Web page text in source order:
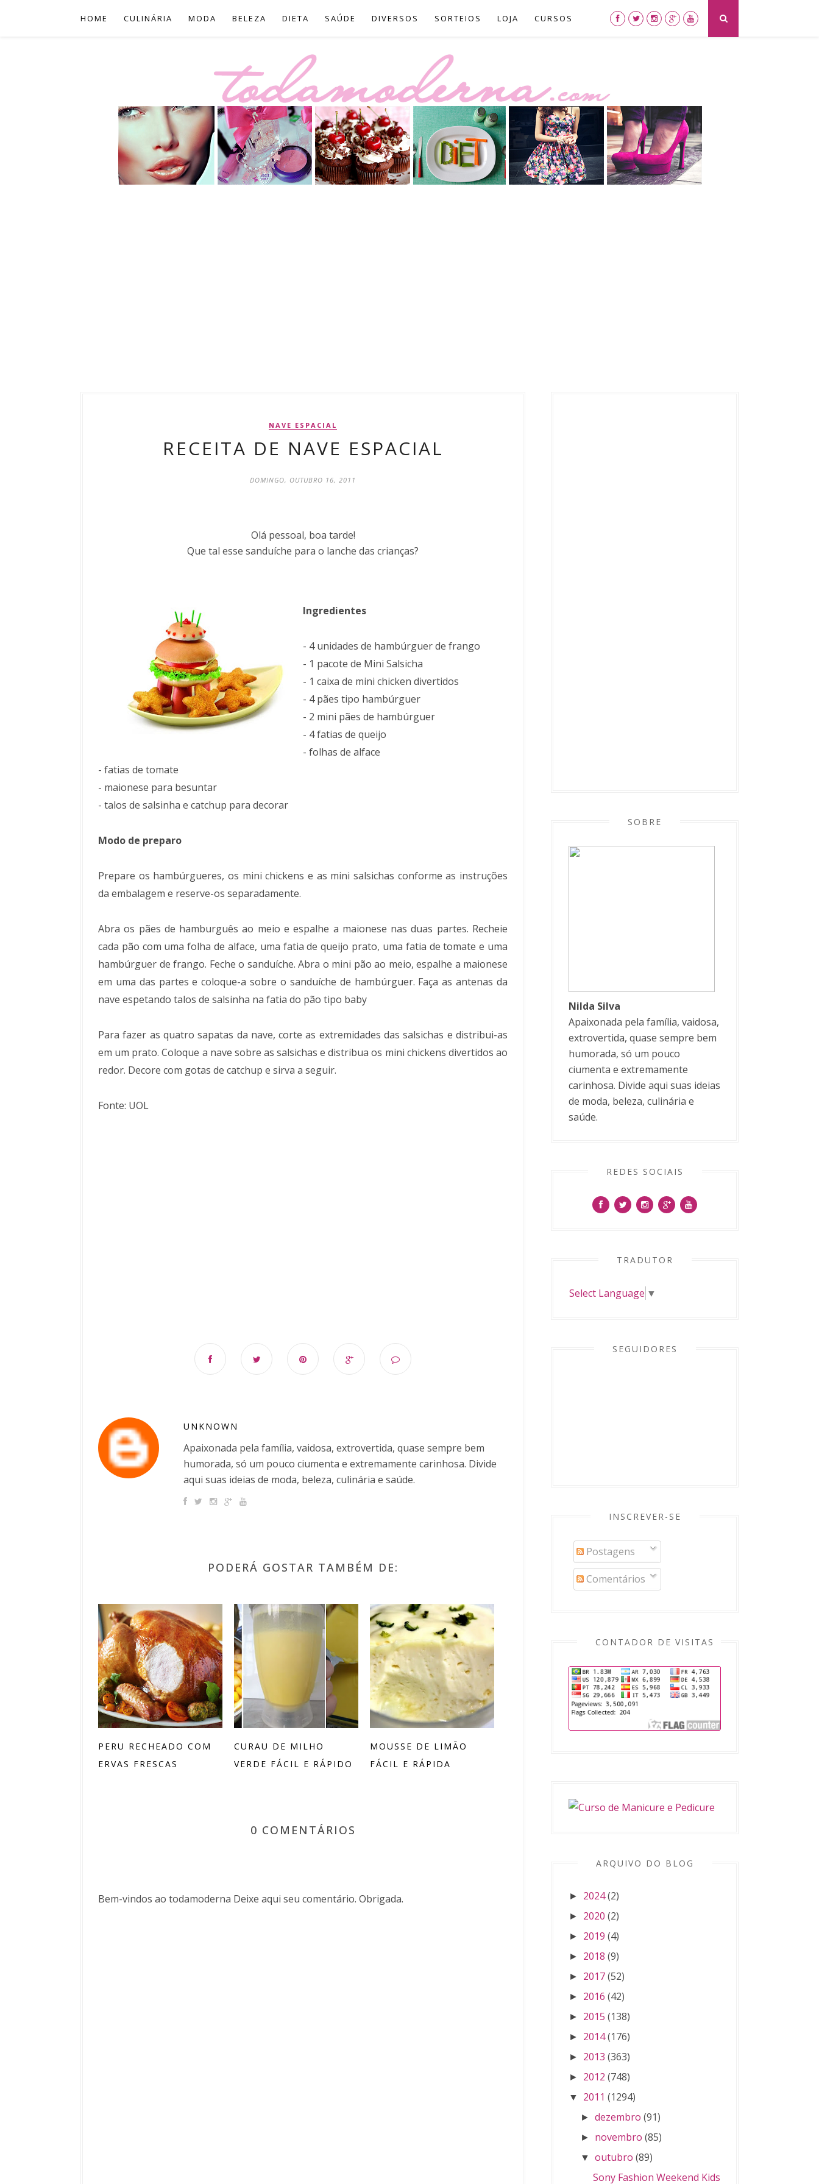
HOME CULINÁRIA MODA BELEZA DIETA SAÚDE DIVERSOS SORTEIOS LOJA CURSOS
NAVE ESPACIAL
RECEITA DE NAVE ESPACIAL
DOMINGO, OUTUBRO 16, 2011
Olá pessoal, boa tarde!
Que tal esse sanduíche para o lanche das crianças?
Ingredientes
- 4 unidades de hambúrguer de frango
- 1 pacote de Mini Salsicha
- 1 caixa de mini chicken divertidos
- 4 pães tipo hambúrguer
- 2 mini pães de hambúrguer
- 4 fatias de queijo
- folhas de alface
- fatias de tomate
- maionese para besuntar
- talos de salsinha e catchup para decorar
Modo de preparo
Prepare os hambúrgueres, os mini chickens e as mini salsichas conforme as instruções
da embalagem e reserve-os separadamente.
Abra os pães de hamburguês ao meio e espalhe a maionese nas duas partes. Recheie
cada pão com uma folha de alface, uma fatia de queijo prato, uma fatia de tomate e uma
hambúrguer de frango. Feche o sanduíche. Abra o mini pão ao meio, espalhe a maionese
em uma das partes e coloque-a sobre o sanduíche de hambúrguer. Faça as antenas da
nave espetando talos de salsinha na fatia do pão tipo baby
Para fazer as quatro sapatas da nave, corte as extremidades das salsichas e distribui-as
em um prato. Coloque a nave sobre as salsichas e distribua os mini chickens divertidos ao
redor. Decore com gotas de catchup e sirva a seguir.
Fonte: UOL
UNKNOWN
Apaixonada pela família, vaidosa, extrovertida, quase sempre bem
humorada, só um pouco ciumenta e extremamente carinhosa. Divide
aqui suas ideias de moda, beleza, culinária e saúde.
PODERÁ GOSTAR TAMBÉM DE:
PERU RECHEADO COM
ERVAS FRESCAS
CURAU DE MILHO
VERDE FÁCIL E RÁPIDO
MOUSSE DE LIMÃO
FÁCIL E RÁPIDA
0 COMENTÁRIOS
Bem-vindos ao todamoderna Deixe aqui seu comentário. Obrigada.
SOBRE
Nilda Silva
Apaixonada pela família, vaidosa,
extrovertida, quase sempre bem
humorada, só um pouco
ciumenta e extremamente
carinhosa. Divide aqui suas ideias
de moda, beleza, culinária e
saúde.
REDES SOCIAIS
TRADUTOR
Select Language ▼
SEGUIDORES
INSCREVER-SE
Postagens
Comentários
CONTADOR DE VISITAS
ARQUIVO DO BLOG
► 2024(2)
► 2020 (2)
► 2019 (4)
► 2018 (9)
► 2017(52)
► 2016 (42)
► 2015 (138)
► 2014(176)
► 2013 (363)
► 2012 (748)
▼ 2011 (1294)
►dezembro (91)
► novembro (85)
▼ outubro (89)
Sony Fashion Weekend Kids